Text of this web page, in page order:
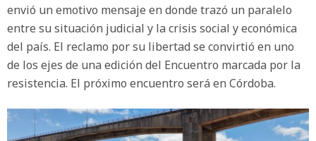
envió un emotivo mensaje en donde trazó un paralelo
entre su situación judicial y la crisis social y económica
del país. El reclamo por su libertad se convirtió en uno
de los ejes de una edición del Encuentro marcada por la
resistencia. El próximo encuentro será en Córdoba.